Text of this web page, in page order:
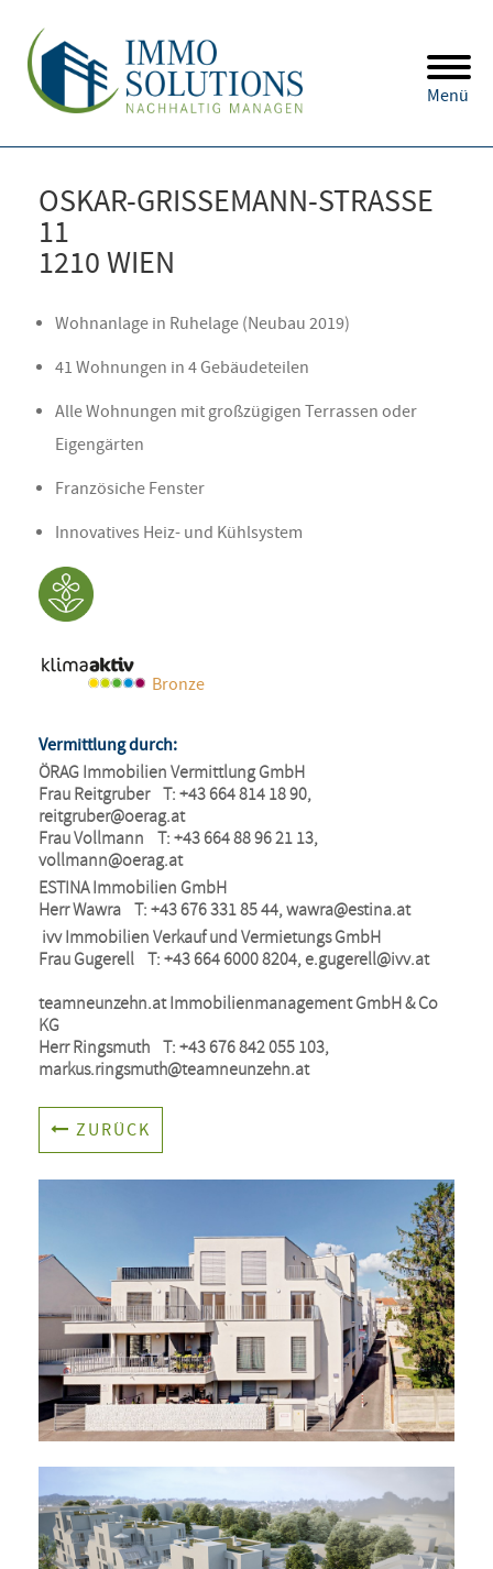
Menü
OSKAR-GRISSEMANN-STRASSE 1
1
1210 WIEN
Wohnanlage in Ruhelage (Neubau 2019)
41 Wohnungen in 4 Gebäudeteilen
Alle Wohnungen mit großzügigen Terrassen oder
Eigengärten
Französiche Fenster
Innovatives Heiz- und Kühlsystem
Bronze
Vermittlung durch:
ÖRAG Immobilien Vermittlung GmbH
reitgruber@oerag.at
vollmann@oerag.at
ESTINA Immobilien GmbH
Herr Wawra    T: +43 676 331 85 44, wawra@estina.at
Frau Gugerell    T: +43 664 6000 8204, e.gugerell@ivv.at
teamneunzehn.at Immobilienmanagement GmbH & Co
KG
markus.ringsmuth@teamneunzehn.at
ZURÜCK